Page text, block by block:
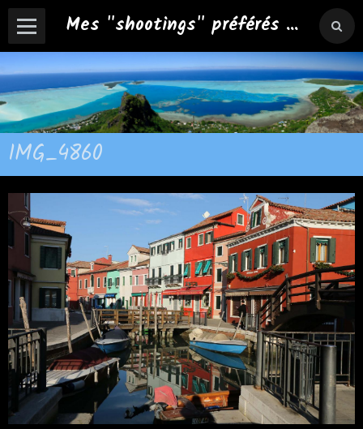
Mes "shootings" préférés ...
IMG_4860